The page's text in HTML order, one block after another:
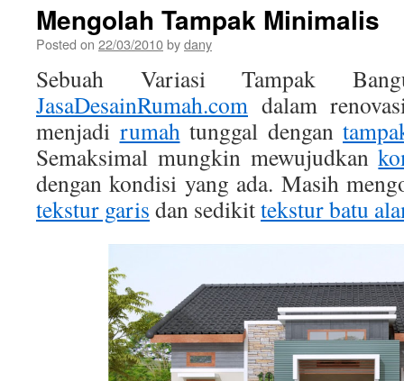
Mengolah Tampak Minimalis
Posted on 22/03/2010bydany
Sebuah Variasi Tampak
JasaDesainRumah.com dalam
menjadi rumahtunggal dengan
Semaksimal mungkin mewujudkan
dengan kondisi yang ada. Masih
tekstur garis dan sedikittekstur batu